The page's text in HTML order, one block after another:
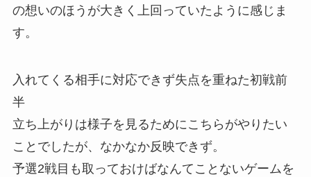
の想いのほうが大きく上回っていたように感じま
す。
入れてくる相手に対応できず失点を重ねた初戦前
半
立ち上がりは様子を見るためにこちらがやりたい
ことでしたが、なかなか反映できず。
予選2戦目も取っておけばなんてことないゲームを